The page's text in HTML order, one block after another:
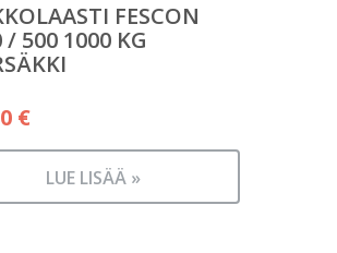
FESCON
/ 500 1000 KG
€
LUE LISÄÄ »